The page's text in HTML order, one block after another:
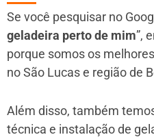
Se você pesquisar no
geladeira perto de mim”,
porque somos os
no São Lucas e região de
Além disso, também
técnica e instalação de